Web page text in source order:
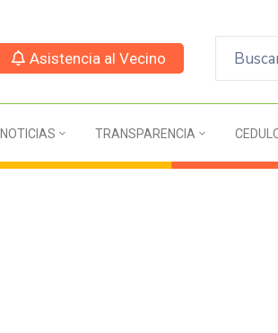
Asistencia al Vecino
NOTICIAS TRANSPARENCIA